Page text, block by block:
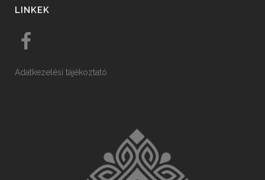
LINKEK
Adatkezelési tájékoztató